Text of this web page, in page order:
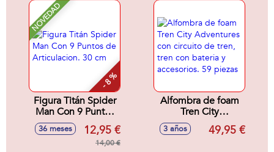
NOVEDAD
- 8 %
Figura Titán Spider
Man Con 9 Puntos
de Articulacion. 30
cm
36 meses 12,95 €
14,00 €
Alfombra de foam
Tren City
Adventures con
circuito de tren,
3 años 49,95 €